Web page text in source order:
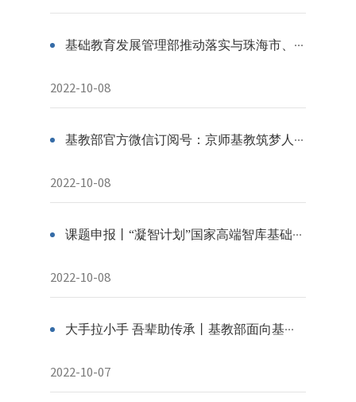
基础教育发展管理部推动落实与珠海市、 上饶市区域教育服务合作
2022-10-08
基教部官方微信订阅号：京师基教筑梦人上线！
2022-10-08
课题申报丨“凝智计划”国家高端智库基础教育课题申报启动
2022-10-08
大手拉小手 吾辈助传承丨基教部面向基础教育学校师生举办第二期北师大党史校史学习活动
2022-10-07